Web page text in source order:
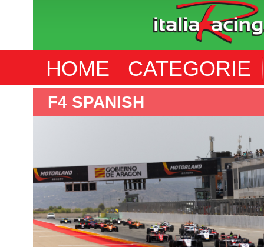
HOME CATEGORIE
F4 ITALIA